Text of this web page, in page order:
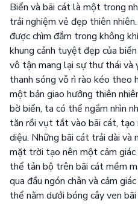
Biển và bãi cát là một trong
trải nghiệm vẻ đẹp thiên
được chìm đắm trong không
khung cảnh tuyệt đẹp của
vô tận mang lại sự thư thái và
thanh sóng vỗ rì rào kéo theo
một bản giao hưởng thiên
bờ biển, ta có thể ngắm nhìn
tăn rồi vụt tắt vào bãi cát,
diệu. Những bãi cát trải dài và
mặt trời tạo nên một cảm
thể tản bộ trên bãi cát mềm
qua đầu ngón chân và cảm
thể nằm dưới bóng cây ven